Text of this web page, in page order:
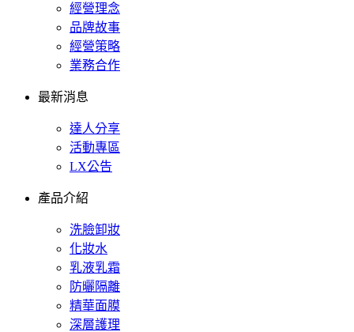
經營理念
品牌故事
經營策略
業務合作
最新消息
達人分享
活動專區
LX公告
產品介紹
洗臉卸妝
化妝水
乳液乳霜
防曬隔離
精華面膜
深層護理